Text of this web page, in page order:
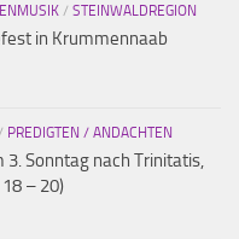
/ STEINWALDREGION
in Krummennaab
PREDIGTEN / ANDACHTEN
3. Sonntag nach Trinitatis,
– 20)